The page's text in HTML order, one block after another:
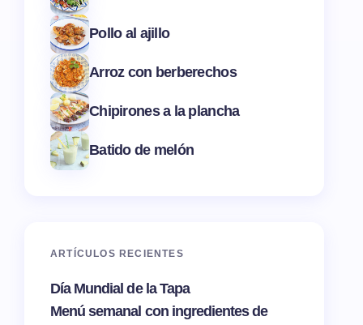
Pollo al ajillo
Arroz con berberechos
Chipirones a la plancha
Batido de melón
ARTÍCULOS RECIENTES
Día Mundial de la Tapa
Menú semanal con ingredientes de